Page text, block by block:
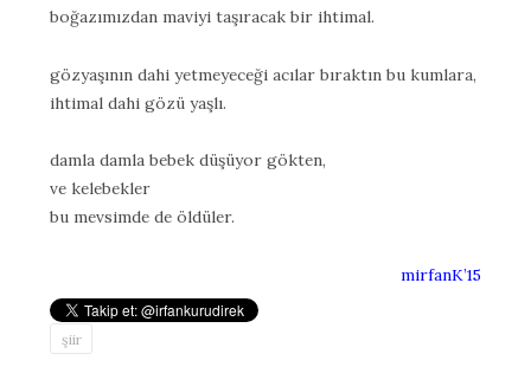
boğazımızdan maviyi taşıracak bir ihtimal.
gözyaşının dahi yetmeyeceği acılar bıraktın bu kumlara,
ihtimal dahi gözü yaşlı.
damla damla bebek düşüyor gökten,
ve kelebekler
bu mevsimde de öldüler.
mirfanK’15
şiir